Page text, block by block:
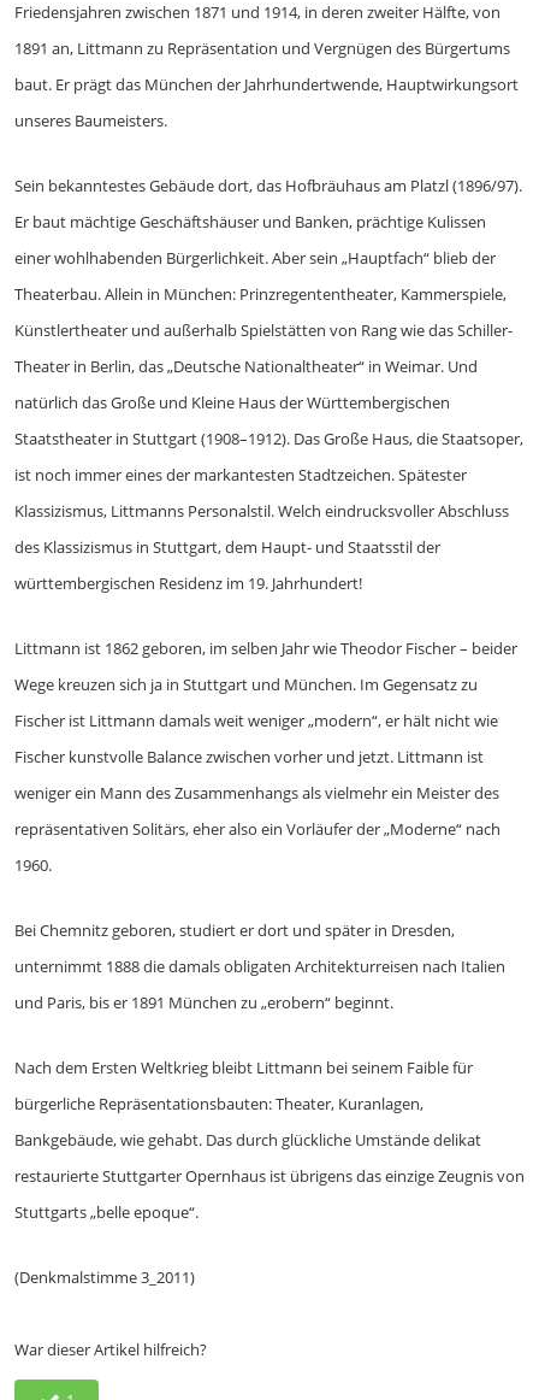
Friedensjahren zwischen 1871 und 1914, in deren zweiter Hälfte, von
1891 an, Littmann zu Repräsentation und Vergnügen des Bürgertums
baut. Er prägt das München der Jahrhundertwende, Hauptwirkungsort
unseres Baumeisters.
Sein bekanntestes Gebäude dort, das Hofbräuhaus am Platzl (1896/97).
Er baut mächtige Geschäftshäuser und Banken, prächtige Kulissen
einer wohlhabenden Bürgerlichkeit. Aber sein „Hauptfach“ blieb der
Theaterbau. Allein in München: Prinzregententheater, Kammerspiele,
Künstlertheater und außerhalb Spielstätten von Rang wie das Schiller-
Theater in Berlin, das „Deutsche Nationaltheater“ in Weimar. Und
natürlich das Große und Kleine Haus der Württembergischen
Staatstheater in Stuttgart (1908–1912). Das Große Haus, die Staatsoper,
ist noch immer eines der markantesten Stadtzeichen. Spätester
Klassizismus, Littmanns Personalstil. Welch eindrucksvoller Abschluss
des Klassizismus in Stuttgart, dem Haupt- und Staatsstil der
württembergischen Residenz im 19. Jahrhundert!
Littmann ist 1862 geboren, im selben Jahr wie Theodor Fischer – beider
Wege kreuzen sich ja in Stuttgart und München. Im Gegensatz zu
Fischer ist Littmann damals weit weniger „modern“, er hält nicht wie
Fischer kunstvolle Balance zwischen vorher und jetzt. Littmann ist
weniger ein Mann des Zusammenhangs als vielmehr ein Meister des
repräsentativen Solitärs, eher also ein Vorläufer der „Moderne“ nach
1960.
Bei Chemnitz geboren, studiert er dort und später in Dresden,
unternimmt 1888 die damals obligaten Architekturreisen nach Italien
und Paris, bis er 1891 München zu „erobern“ beginnt.
Nach dem Ersten Weltkrieg bleibt Littmann bei seinem Faible für
bürgerliche Repräsentationsbauten: Theater, Kuranlagen,
Bankgebäude, wie gehabt. Das durch glückliche Umstände delikat
restaurierte Stuttgarter Opernhaus ist übrigens das einzige Zeugnis von
Stuttgarts „belle epoque“.
(Denkmalstimme 3_2011)
War dieser Artikel hilfreich?